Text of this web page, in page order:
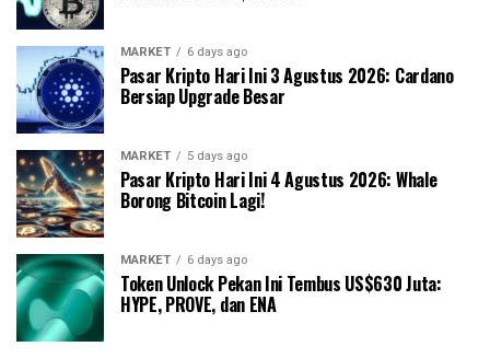
MARKET 6 days ago
Pasar Kripto Hari Ini 3 Agustus 2026: Cardano
Bersiap Upgrade Besar
MARKET 5 days ago
Pasar Kripto Hari Ini 4 Agustus 2026: Whale
Borong Bitcoin Lagi!
MARKET 6 days ago
Token Unlock Pekan Ini Tembus US$630 Juta:
HYPE, PROVE, dan ENA